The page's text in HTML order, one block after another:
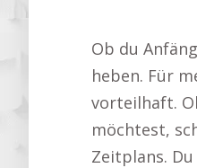
Ob du
heben. Für
vorteilhaft.
möchtest,
Zeitplans.